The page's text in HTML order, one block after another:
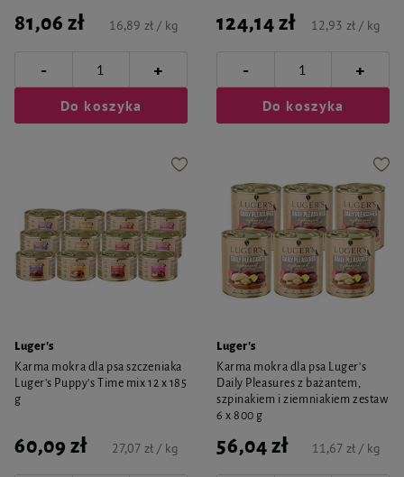
81,06 zł 16,89 zł / kg
- +
Do koszyka
124,14 zł 12,93 zł / kg
- +
Do koszyka
Luger's
Karma mokra dla psa szczeniaka
Luger's Puppy's Time mix 12 x 185
g
60,09 zł 27,07 zł / kg
Luger's
Karma mokra dla psa Luger's
Daily Pleasures z bażantem,
szpinakiem i ziemniakiem zestaw
6 x 800 g
56,04 zł 11,67 zł / kg